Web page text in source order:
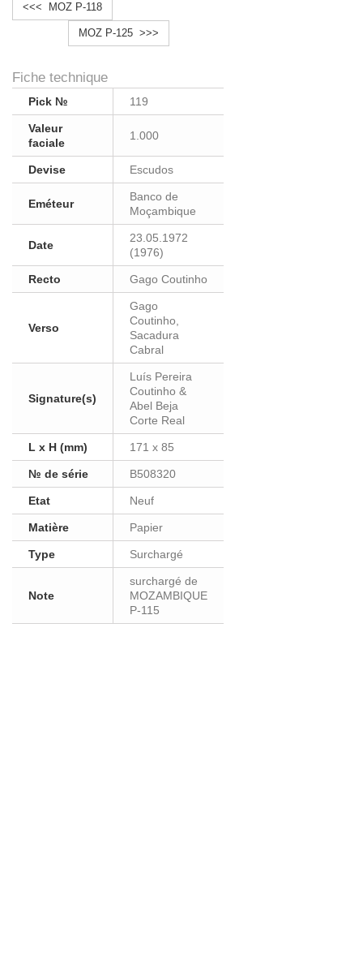
<<< MOZ P-118
MOZ P-125 >>>
Fiche technique
Pick № 119
Valeur
faciale
1.000
Devise Escudos
Eméteur
Banco de
Moçambique
Date
23.05.1972
(1976)
Recto Gago Coutinho
Verso
Gago
Coutinho,
Sacadura
Cabral
Signature(s)
Luís Pereira
Coutinho &
Abel Beja
Corte Real
L x H (mm) 171 x 85
№ de série B508320
Etat Neuf
Matière Papier
Type Surchargé
Note
surchargé de
MOZAMBIQUE
P-115